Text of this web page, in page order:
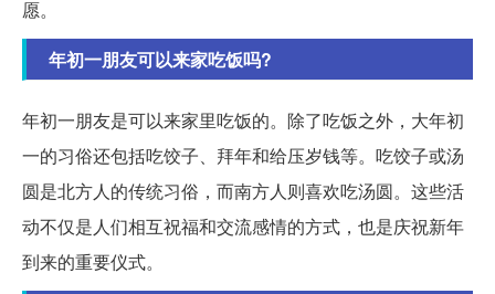
愿。
年初一朋友可以来家吃饭吗?
年初一朋友是可以来家里吃饭的。除了吃饭之外，大年初
一的习俗还包括吃饺子、拜年和给压岁钱等。吃饺子或汤
圆是北方人的传统习俗，而南方人则喜欢吃汤圆。这些活
动不仅是人们相互祝福和交流感情的方式，也是庆祝新年
到来的重要仪式。